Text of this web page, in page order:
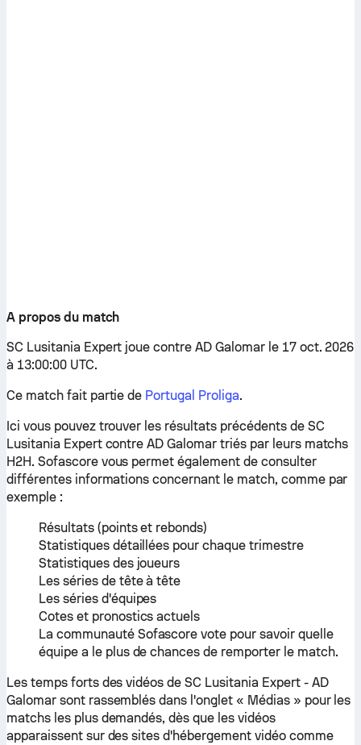
A propos du match
SC Lusitania Expert joue contre AD Galomar le 17 oct. 2026
à 13:00:00 UTC.
Ce match fait partie de Portugal Proliga.
Ici vous pouvez trouver les résultats précédents de SC
Lusitania Expert contre AD Galomar triés par leurs matchs
H2H. Sofascore vous permet également de consulter
différentes informations concernant le match, comme par
exemple :
Résultats (points et rebonds)
Statistiques détaillées pour chaque trimestre
Statistiques des joueurs
Les séries de tête à tête
Les séries d'équipes
Cotes et pronostics actuels
La communauté Sofascore vote pour savoir quelle
équipe a le plus de chances de remporter le match.
Les temps forts des vidéos de SC Lusitania Expert - AD
Galomar sont rassemblés dans l'onglet « Médias » pour les
matchs les plus demandés, dès que les vidéos
apparaissent sur des sites d'hébergement vidéo comme